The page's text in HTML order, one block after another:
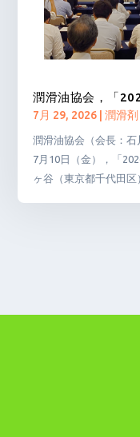
潤滑油協会，「
7月 29, 2026 |潤滑
潤滑油協会（会長：
7月10日（金），「
ヶ谷（東京都千代田区